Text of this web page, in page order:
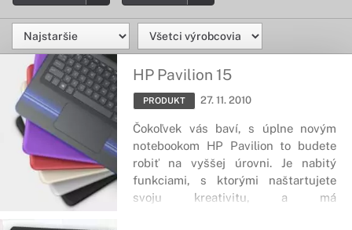
HP Pavilion 15
PRODUKT 27. 11. 2010
Čokoľvek vás baví, s úplne novým
notebookom HP Pavilion to budete
robiť na vyššej úrovni. Je nabitý
funkciami, s ktorými naštartujete
svoju kreativitu, a má